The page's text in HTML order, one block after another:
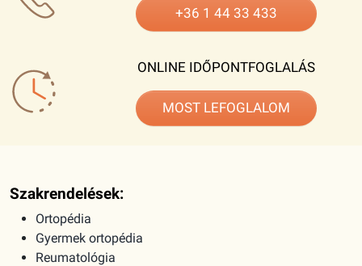
+36 1 44 33 433
ONLINE IDŐPONTFOGLALÁS
MOST LEFOGLALOM
Szakrendelések:
Ortopédia
Gyermek ortopédia
Reumatológia